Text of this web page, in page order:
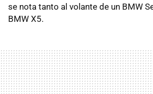
se nota tanto al volante de un BMW
BMW X5.